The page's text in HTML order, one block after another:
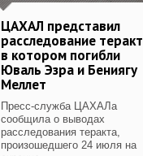
ЦАХАЛ представил
расследование
в котором погибли
Юваль Эзра и Бениягу
Меллет
Пресс-служба ЦАХАЛа
сообщила о выводах
расследования теракта,
произошедшего 24 июля на